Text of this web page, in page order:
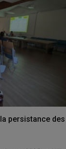
persistance des